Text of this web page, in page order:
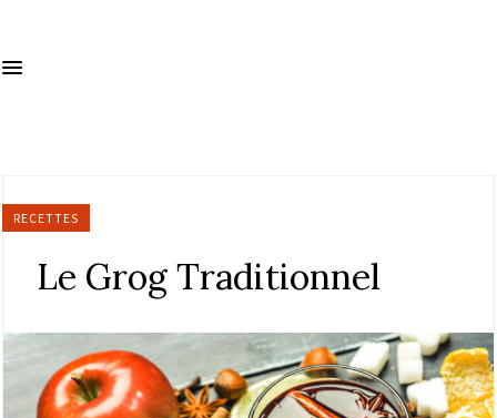
RECETTES
Le Grog Traditionnel